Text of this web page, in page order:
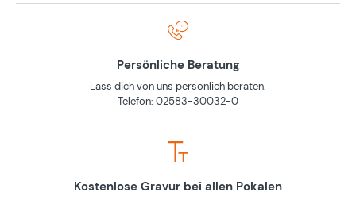
Persönliche Beratung
Lass dich von uns persönlich beraten.
Telefon: 02583-30032-0
Kostenlose Gravur bei allen Pokalen